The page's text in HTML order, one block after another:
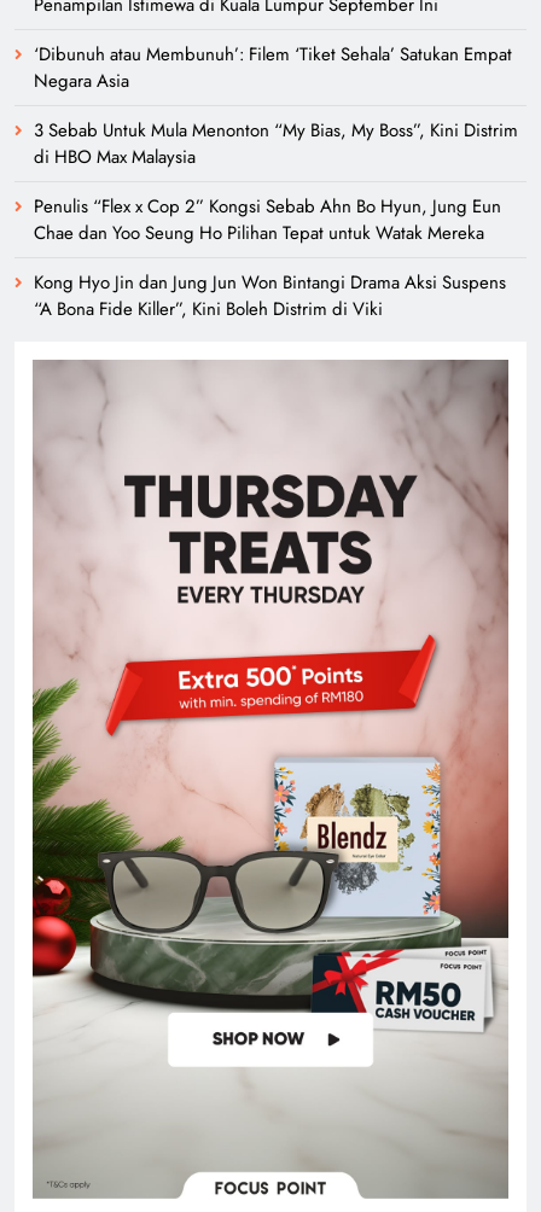
‘Dibunuh atau Membunuh’: Filem ‘Tiket Sehala’ Satukan Empat
Negara Asia
3 Sebab Untuk Mula Menonton “My Bias, My Boss”, Kini Distrim
di HBO Max Malaysia
Penulis “Flex x Cop 2” Kongsi Sebab Ahn Bo Hyun, Jung Eun
Chae dan Yoo Seung Ho Pilihan Tepat untuk Watak Mereka
Kong Hyo Jin dan Jung Jun Won Bintangi Drama Aksi Suspens
“A Bona Fide Killer”, Kini Boleh Distrim di Viki